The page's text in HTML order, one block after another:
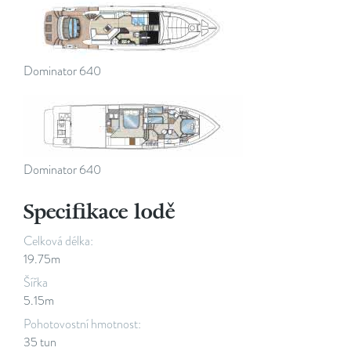
Dominator 640
Dominator 640
Specifikace lodě
Celková délka:
19.75m
Šířka
5.15m
Pohotovostní hmotnost:
35 tun